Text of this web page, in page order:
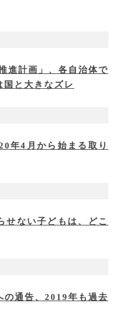
進計画」、各自治体で
と大きなズレ
年4月から始まる取り
ない子どもは、どこ
の通告、2019年も過去